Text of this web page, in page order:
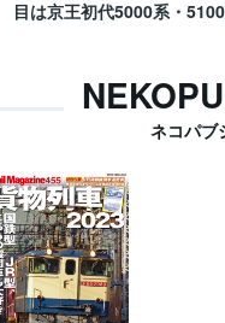
目は京王初代5000系・5100
ネコパブ